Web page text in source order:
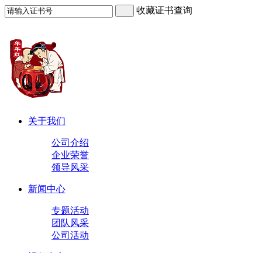
收藏证书查询
关于我们
公司介绍
企业荣誉
领导风采
新闻中心
专题活动
团队风采
公司活动